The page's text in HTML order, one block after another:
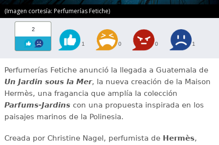
(Imagen cortesía: Perfumerías Fetiche)
2
1 0 0 1
Perfumerías Fetiche anunció la llegada a Guatemala de
Un Jardin sous la Mer, la nueva creación de la Maison
Hermès, una fragancia que amplía la colección
Parfums-Jardinscon una propuesta inspirada en los
paisajes marinos de la Polinesia.
Creada por Christine Nagel, perfumista de Hermès,